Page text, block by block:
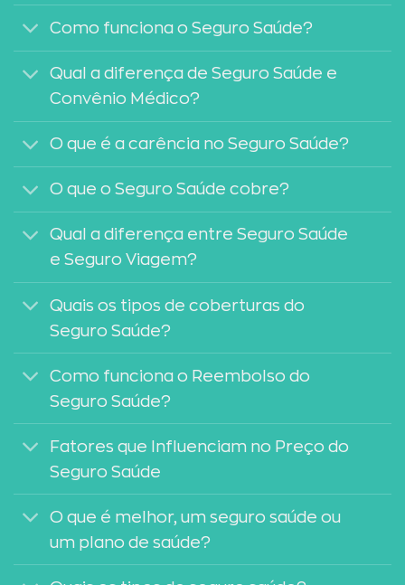
Como funciona o Seguro Saúde?
Qual a diferença de Seguro Saúde e
Convênio Médico?
O que é a carência no Seguro Saúde?
O que o Seguro Saúde cobre?
Qual a diferença entre Seguro Saúde
e Seguro Viagem?
Quais os tipos de coberturas do
Seguro Saúde?
Como funciona o Reembolso do
Seguro Saúde?
Fatores que Influenciam no Preço do
Seguro Saúde
O que é melhor, um seguro saúde ou
um plano de saúde?